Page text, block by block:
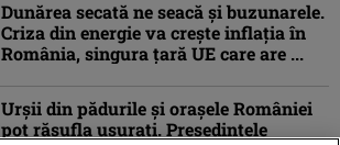
Dunărea secată ne seacă și buzunarele.
Criza din energie va crește inflația în
România, singura țară UE care are ...
Urșii din pădurile și orașele României
pot răsufla ușurați. Președintele